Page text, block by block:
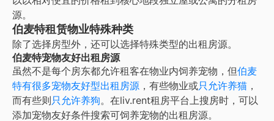
源。
伯麦特租赁物业特殊种类
除了选择房型外，还可以选择特殊类型的出租房源。
伯麦特宠物友好出租房源
虽然不是每个房东都允许租客在物业内饲养宠物，但伯麦
特有很多宠物友好型出租房源 ，有些物业或只允许养猫 ，
而有些则只允许养狗。在liv.rent租房平台上搜房时，可以
添加宠物友好条件搜索可饲养宠物的出租房源。